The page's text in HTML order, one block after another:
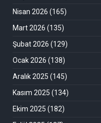
Nisan 2026 (165)
Mart 2026 (135)
Şubat 2026 (129)
Ocak 2026 (138)
Aralık 2025 (145)
Kasım 2025 (134)
Ekim 2025 (182)